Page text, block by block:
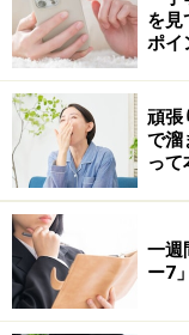
のです。レム睡眠
なイメージが知覚
えたり、声が聞
「夢」の一部であ
とき、体を動か
と思っても動けま
う筋肉を動かさな
緩しているため声
的に呼吸筋を動か
ず、息苦しさを意
を見
ポイ
頑張
で溜
って
一週
ー7